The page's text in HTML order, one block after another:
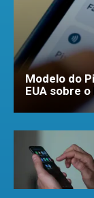
Modelo do
EUA sobre